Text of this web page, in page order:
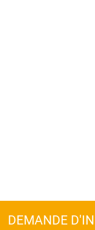
DEMANDE